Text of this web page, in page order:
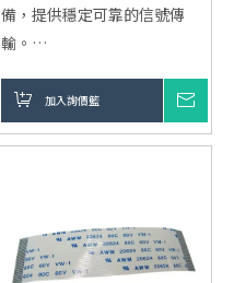
備，提供穩定可靠的信號傳
輸。
用於動態連接需求，如機器人
運動關節及可摺疊設備。
高電磁兼容性：減少干擾，保
障高頻信號的穩定性。
加入詢價籃